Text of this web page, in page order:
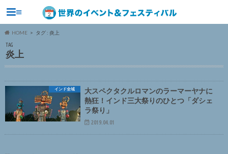
≡
HOME タグ : 炎上
TAG
炎上
インド全域
大スペクタクルロマンのラーマーヤナに
熱狂！インド三大祭りのひとつ「ダシェ
ラ祭り」
2019.04.01